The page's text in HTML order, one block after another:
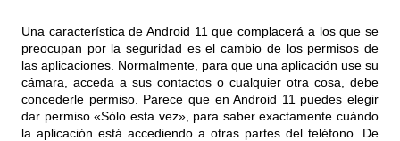
Una característica de Android 11 que complacerá a los que se
preocupan por la seguridad es el cambio de los permisos de
las aplicaciones. Normalmente, para que una aplicación use su
cámara, acceda a sus contactos o cualquier otra cosa, debe
concederle permiso. Parece que en Android 11 puedes elegir
dar permiso «Sólo esta vez», para saber exactamente cuándo
la aplicación está accediendo a otras partes del teléfono. De